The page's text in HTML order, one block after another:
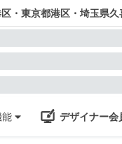
・東京都港区・埼玉県
能 デザイナー会